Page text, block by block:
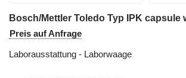
Bosch/Mettler Toledo Typ IPK capsule
Preis auf Anfrage
Laborausstattung - Laborwaage